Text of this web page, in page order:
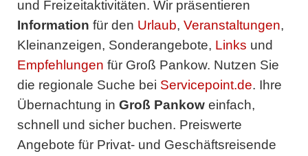
und Freizeitaktivitäten. Wir präsentieren
Information für den Urlaub, Veranstaltungen,
Kleinanzeigen, Sonderangebote, Links und
Empfehlungen für Groß Pankow. Nutzen Sie
die regionale Suche bei Servicepoint.de. Ihre
Übernachtung in Groß Pankoweinfach,
schnell und sicher buchen. Preiswerte
Angebote für Privat- und Geschäftsreisende